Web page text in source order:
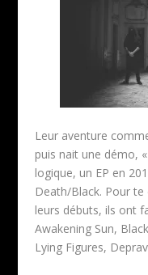
Leur aventure
puis nait une démo,
logique, un EP en
Death/Black. Pour
leurs débuts, ils ont
Awakening Sun,
Lying Figures,